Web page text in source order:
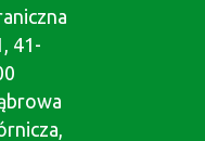
41-